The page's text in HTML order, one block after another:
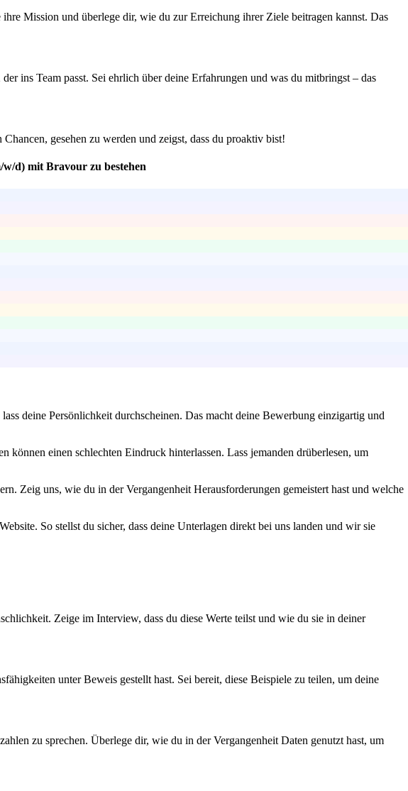
Mission und überlege dir, wie du zur Erreichung ihrer Ziele beitragen kannst. Das
ins Team passt. Sei ehrlich über deine Erfahrungen und was du mitbringst – das
gesehen zu werden und zeigst, dass du proaktiv bist!
d) mit Bravour zu bestehen
deine Persönlichkeit durchscheinen. Das macht deine Bewerbung einzigartig und
einen schlechten Eindruck hinterlassen. Lass jemanden drüberlesen, um
Zeig uns, wie du in der Vergangenheit Herausforderungen gemeistert hast und welche
So stellst du sicher, dass deine Unterlagen direkt bei uns landen und wir sie
Zeige im Interview, dass du diese Werte teilst und wie du sie in deiner
unter Beweis gestellt hast. Sei bereit, diese Beispiele zu teilen, um deine
zu sprechen. Überlege dir, wie du in der Vergangenheit Daten genutzt hast, um